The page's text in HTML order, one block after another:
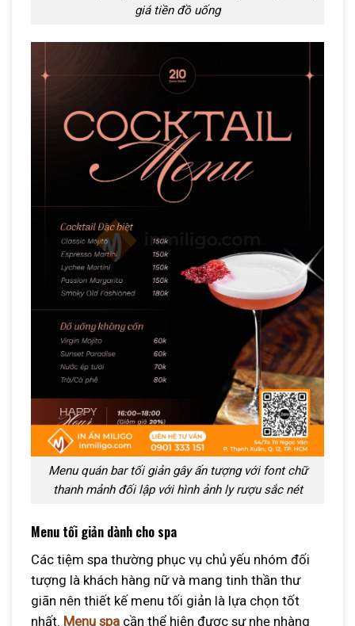
giá tiền đồ uống
Menu quán bar tối giản gây ấn tượng với font chữ
thanh mảnh đối lập với hình ảnh ly rượu sắc nét
Menu tối giản dành cho spa
Các tiệm spa thường phục vụ chủ yếu nhóm đối
tượng là khách hàng nữ và mang tinh thần thư
giãn nên thiết kế menu tối giản là lựa chọn tốt
nhất. Menu spa cần thể hiện được sự nhẹ nhàng